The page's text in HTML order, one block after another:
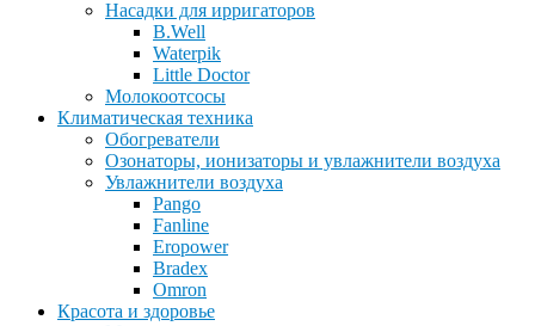
Насадки для ирригаторов
B.Well
Waterpik
Little Doctor
Молокоотсосы
Климатическая техника
Обогреватели
Озонаторы, ионизаторы и увлажнители воздуха
Увлажнители воздуха
Pango
Fanline
Eropower
Bradex
Omron
Красота и здоровье